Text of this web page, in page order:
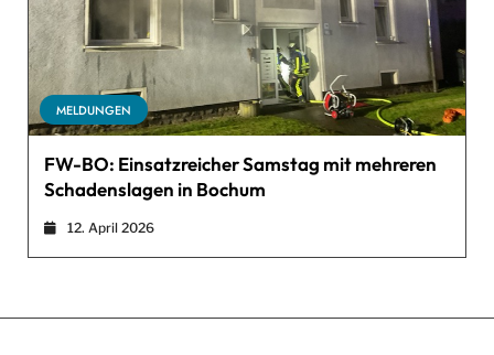
MELDUNGEN
FW-BO: Einsatzreicher Samstag mit mehreren
Schadenslagen in Bochum
12. April 2026